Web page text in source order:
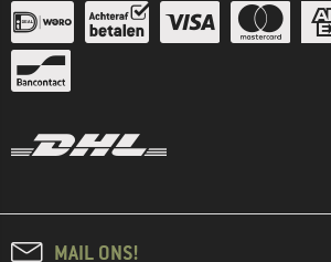
MAIL ONS!